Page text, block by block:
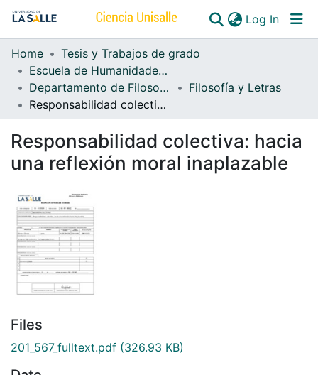
Log In
Communities & Collections
All of DSpace
Home
Tesis y Trabajos de grado
Escuela de Humanidades y Estudios Sociales
Departamento de Filosofía, Arte y Letras
Filosofía y Letras
Responsabilidad colectiva: hacia una reflexión moral inaplazable
Responsabilidad colectiva: hacia
una reflexión moral inaplazable
Files
201_567_fulltext.pdf (326.93 KB)